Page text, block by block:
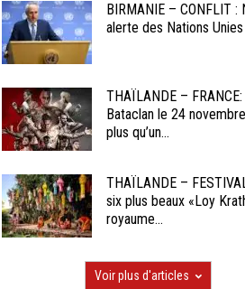
BIRMANIE – CONFLIT :
alerte des Nations Unies
THAÏLANDE – FRANCE:
Bataclan le 24
plus qu’un...
THAÏLANDE –
six plus beaux «Loy
royaume...
Voir plus d'articles